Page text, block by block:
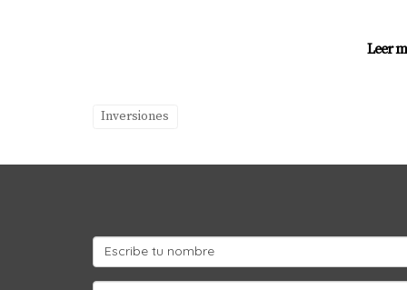
Leer
Inversiones